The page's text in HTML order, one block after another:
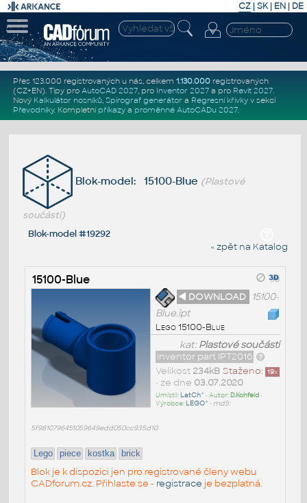
CZ | SK| EN | DE
Přes 123.000 registrovaných u nás, celkem 1.130.000registrovaných
(CZ+EN). Tipy pro AutoCAD 2027, pro Inventor 2027a pro Revit 2027.
Nový Kalkulátor nosníků, Spirograf generátor a Regresní křivkyv sekci
Převodníky. Kompletní příkazya proměnné AutoCADu 2027.
Blok-model: 15100-Blue (Plastové
součásti)
Blok-model #19292
« zpět na Katalog
15100-Blue
◄ DOWNLOAD
15100-
Blue.ipt
Lego 15100-Blue
kat:Plastové součásti
Inventor part IPT2016
Staženo: 19x
Velikost 234kB
• ze dne 03.07.2020
Umístil: LatCh^ • Autor: D.Kohfeld•
Výrobce: LEGO^ • md5:
5f9810796451059649edd050cc935d10
Lego piece kostka brick
Blok je k dispozici jen pro registrované členy webu
CADforum.cz. Přihlaste se - registrace je bezplatná.